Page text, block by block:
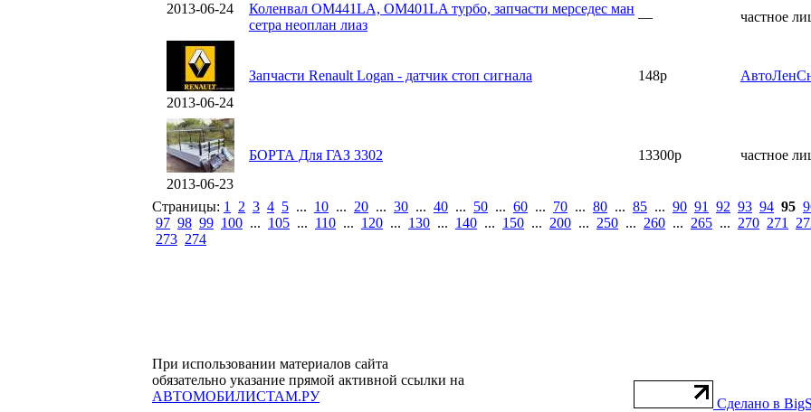
2013-06-24
Коленвал ОМ441LA, OM401LA турбо, запчасти мерседес ман
сетра неоплан лиаз
— частное
2013-06-24
Запчасти Renault Logan - датчик стоп сигнала 148р
2013-06-23
БОРТА Для ГАЗ 3302 13300р частное
Страницы: 1 2 3 4 5 ... 10 ... 20 ... 30 ... 40 ... 50 ... 60 ... 70 ... 80 ... 85 ... 90 91 92 93 94 95
97 98 99 100 ... 105 ... 110 ... 120 ... 130 ... 140 ... 150 ... 200 ... 250 ... 260 ... 265 ... 270 271
273 274
При использовании материалов сайта
обязательно указание прямой активной ссылки на
АВТОМОБИЛИСТАМ.РУ
Сделано в